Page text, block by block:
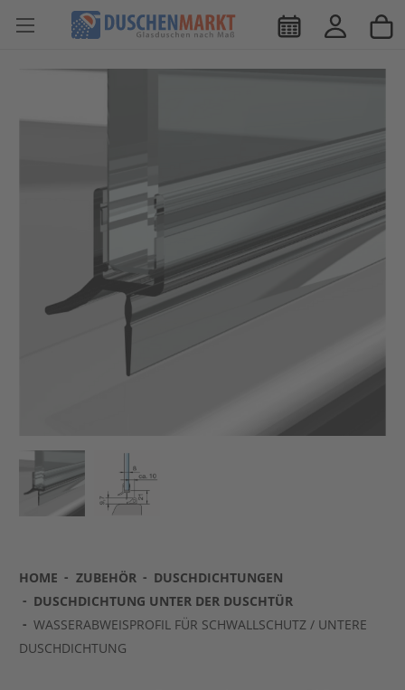
HOME ZUBEHÖR
DUSCHDICHTUNGEN
DUSCHDICHTUNG UNTER DER DUSCHTÜR
WASSERABWEISPROFIL FÜR SCHWALLSCHUTZ / UNTERE
DUSCHDICHTUNG